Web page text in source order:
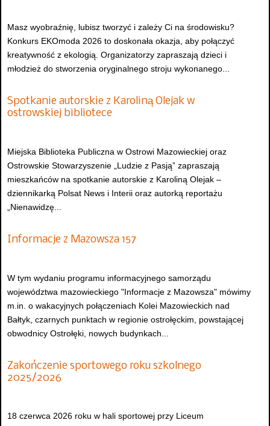
Masz wyobraźnię, lubisz tworzyć i zależy Ci na środowisku?
Konkurs EKOmoda 2026 to doskonała okazja, aby połączyć
kreatywność z ekologią. Organizatorzy zapraszają dzieci i
młodzież do stworzenia oryginalnego stroju wykonanego...
Spotkanie autorskie z Karoliną Olejak w
ostrowskiej bibliotece
Miejska Biblioteka Publiczna w Ostrowi Mazowieckiej oraz
Ostrowskie Stowarzyszenie „Ludzie z Pasją” zapraszają
mieszkańców na spotkanie autorskie z Karoliną Olejak –
dziennikarką Polsat News i Interii oraz autorką reportażu
„Nienawidzę...
Informacje z Mazowsza 157
W tym wydaniu programu informacyjnego samorządu
województwa mazowieckiego "Informacje z Mazowsza" mówimy
m.in. o wakacyjnych połączeniach Kolei Mazowieckich nad
Bałtyk, czarnych punktach w regionie ostrołęckim, powstającej
obwodnicy Ostrołęki, nowych budynkach...
Zakończenie sportowego roku szkolnego
2025/2026
18 czerwca 2026 roku w hali sportowej przy Liceum